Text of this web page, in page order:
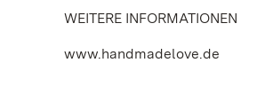
WEITERE INFORMATIONEN
www.handmadelove.de